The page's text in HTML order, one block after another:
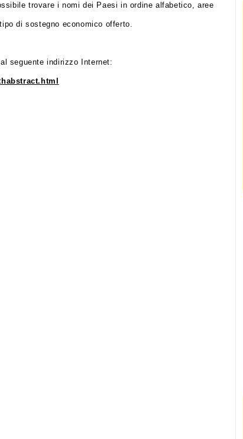
trovare i nomi dei Paesi in ordine alfabetico, aree
di sostegno economico offerto.
seguente indirizzo Internet: